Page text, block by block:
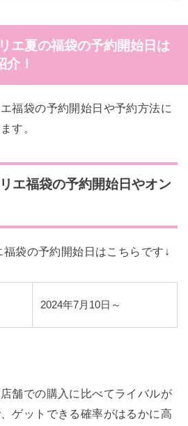
エ夏の福袋の予約開始日は
！
福袋の予約開始日や予約方法に
す。
エ福袋の予約開始日やオン
袋の予約開始日はこちらです↓
2024年7月10日～
舗での購入に比べてライバルが
ゲットできる確率がはるかに高